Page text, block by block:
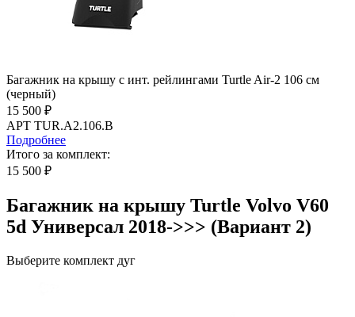
Багажник на крышу с инт. рейлингами Turtle Air-2 106 см
(черный)
15 500 ₽
АРТ TUR.A2.106.B
Подробнее
Итого за комплект:
15 500 ₽
Багажник на крышу Turtle Volvo V60
5d Универсал 2018->>> (Вариант 2)
Выберите комплект дуг